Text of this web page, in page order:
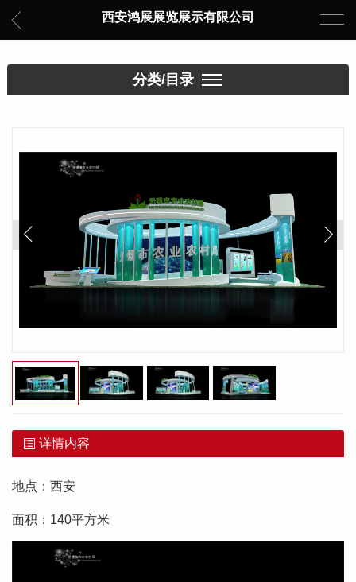
西安鸿展展览展示有限公司
分类/目录
详情内容
地点：西安
面积：140平方米